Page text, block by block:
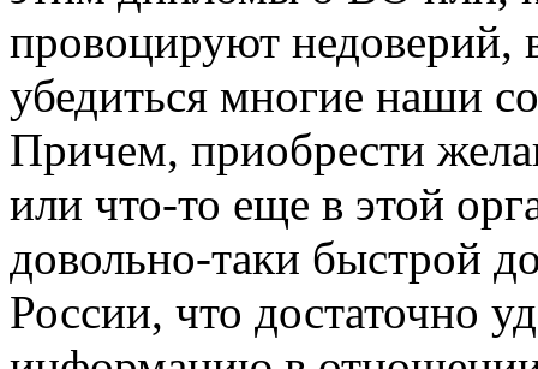
провоцируют недоверий,
убедиться многие наши
Причем, приобрести
или что-то еще в этой
довольно-таки быстрой
России, что достаточно